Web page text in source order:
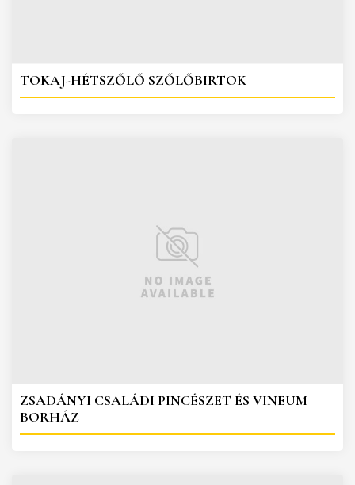
TOKAJ-HÉTSZŐLŐ SZŐLŐBIRTOK
ZSADÁNYI CSALÁDI PINCÉSZET ÉS VINEUM
BORHÁZ